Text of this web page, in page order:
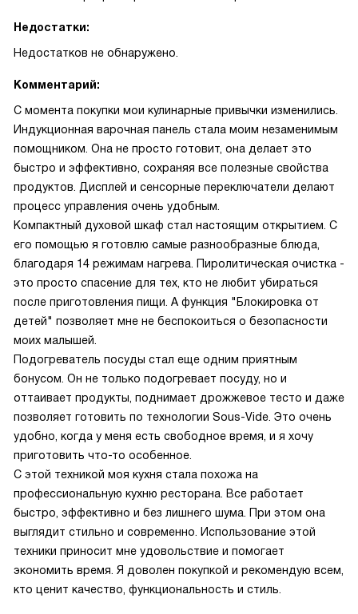
Недостатки:
Недостатков не обнаружено.
Комментарий:
С момента покупки мои кулинарные привычки изменились.
Индукционная варочная панель стала моим незаменимым
помощником. Она не просто готовит, она делает это
быстро и эффективно, сохраняя все полезные свойства
продуктов. Дисплей и сенсорные переключатели делают
процесс управления очень удобным.
Компактный духовой шкаф стал настоящим открытием. С
его помощью я готовлю самые разнообразные блюда,
благодаря 14 режимам нагрева. Пиролитическая очистка -
это просто спасение для тех, кто не любит убираться
после приготовления пищи. А функция "Блокировка от
детей" позволяет мне не беспокоиться о безопасности
моих малышей.
Подогреватель посуды стал еще одним приятным
бонусом. Он не только подогревает посуду, но и
оттаивает продукты, поднимает дрожжевое тесто и даже
позволяет готовить по технологии Sous-Vide. Это очень
удобно, когда у меня есть свободное время, и я хочу
приготовить что-то особенное.
С этой техникой моя кухня стала похожа на
профессиональную кухню ресторана. Все работает
быстро, эффективно и без лишнего шума. При этом она
выглядит стильно и современно. Использование этой
техники приносит мне удовольствие и помогает
экономить время. Я доволен покупкой и рекомендую всем,
кто ценит качество, функциональность и стиль.